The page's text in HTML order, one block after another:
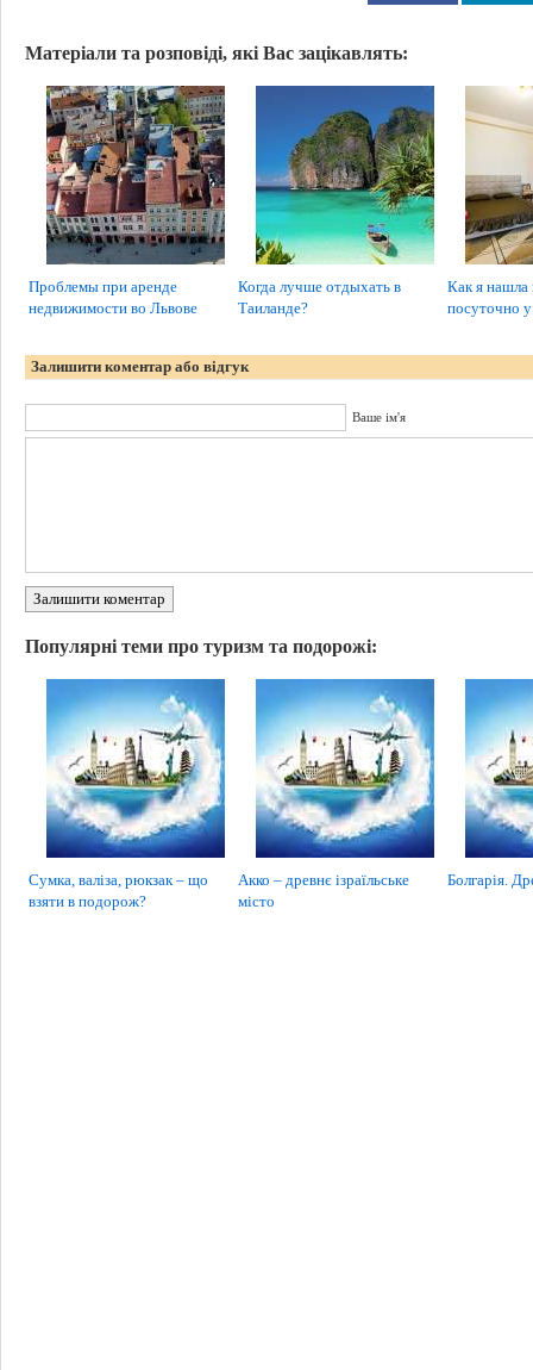
Матеріали та розповіді, які Вас зацікавлять:
Проблемы при аренде
недвижимости во Львове
Когда лучше отдыхать в
Таиланде?
Как я нашла
посуточно
Залишити коментар або відгук
Ваше ім'я
Залишити коментар
Популярні теми про туризм та подорожі:
Сумка, валіза, рюкзак – що
взяти в подорож?
Акко – древнє ізраїльське
місто
Болгарія.